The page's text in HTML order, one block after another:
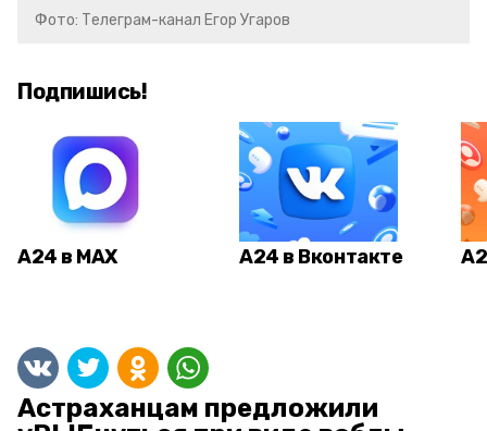
Фото: Телеграм-канал Егор Угаров
Подпишись!
А24 в MAX А24 в Вконтакте
Астраханцам предложили